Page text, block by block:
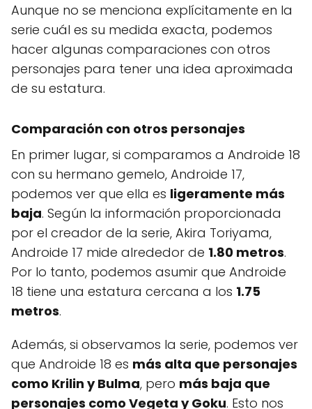
Aunque no se menciona explícitamente en la
serie cuál es su medida exacta, podemos
hacer algunas comparaciones con otros
personajes para tener una idea aproximada
de su estatura.
Comparación con otros personajes
En primer lugar, si comparamos a Androide 18
con su hermano gemelo, Androide 17,
podemos ver que ella es ligeramente más
baja. Según la información proporcionada
por el creador de la serie, Akira Toriyama,
Androide 17 mide alrededor de 1.80 metros.
Por lo tanto, podemos asumir que Androide
18 tiene una estatura cercana a los 1.75
metros.
Además, si observamos la serie, podemos ver
que Androide 18 es más alta que personajes
como Krilin y Bulma, pero más baja que
personajes como Vegeta y Goku. Esto nos